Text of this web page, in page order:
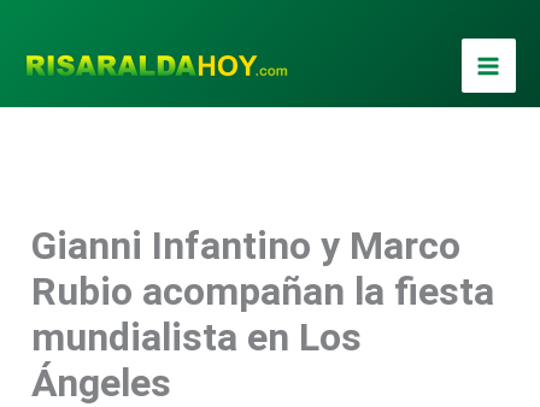
contenido
Foto / Xinhua
Gianni Infantino y Marco
Rubio acompañan la fiesta
mundialista en Los
Ángeles